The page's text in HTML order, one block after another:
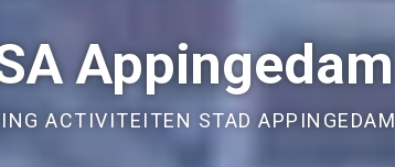
Appingedam
ACTIVITEITEN STAD APPINGEDAM